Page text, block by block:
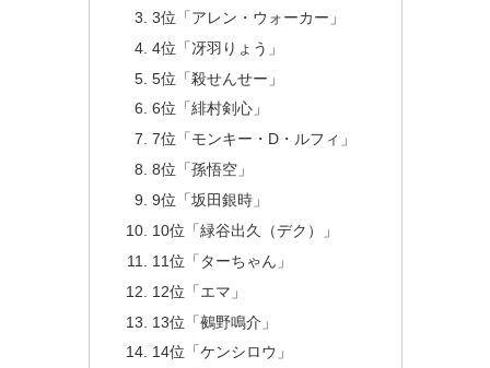
3位「アレン・ウォーカー」
4位「冴羽りょう」
5位「殺せんせー」
6位「緋村剣心」
7位「モンキー・D・ルフィ」
8位「孫悟空」
9位「坂田銀時」
10位「緑谷出久（デク）」
11位「ターちゃん」
12位「エマ」
13位「鵺野鳴介」
14位「ケンシロウ」